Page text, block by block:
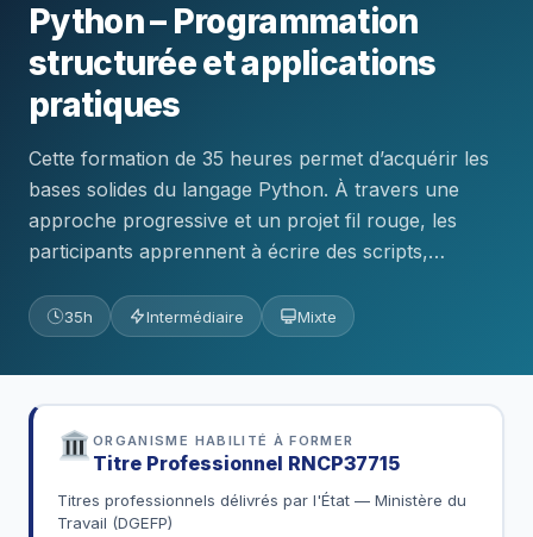
Python – Programmation
structurée et applications
pratiques
Cette formation de 35 heures permet d’acquérir les
bases solides du langage Python. À travers une
approche progressive et un projet fil rouge, les
participants apprennent à écrire des scripts,…
35h Intermédiaire Mixte
ORGANISME HABILITÉ À FORMER
Titre Professionnel RNCP37715
Titres professionnels délivrés par l'État — Ministère du
Travail (DGEFP)